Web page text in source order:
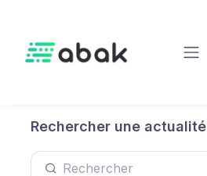
Rechercher une actualité